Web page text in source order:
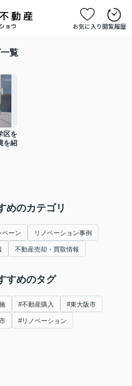
お気に入り閲覧履歴
覧
区を
を紹
めのカテゴリ
ペーン リノベーション事例
不動産売却・買取情報
すめのタグ
#不動産購入 #東大阪市
#リノベーション